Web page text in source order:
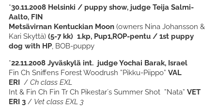
*30.11.2008 Helsinki / puppy show, judge Teija Salmi-
Aalto, FIN
Metsävirnan Kentuckian Moon (owners Nina Johansson &
Kari Skyttä) (5-7 kk) 1.kp, Pup1,ROP-pentu / 1st puppy
dog with HP , BOB-puppy
*22.11.2008 Jyväskylä int. judge Yochai Barak, Israel
Fin Ch Sniffens Forest Woodrush ”Pikku-Piippo” VAL
ERI / Ch class EXL
Int & Fin Ch Fin Tr Ch Pikestar´s Summer Shot ”Nata” VET
ERI 3 / Vet class EXL 3